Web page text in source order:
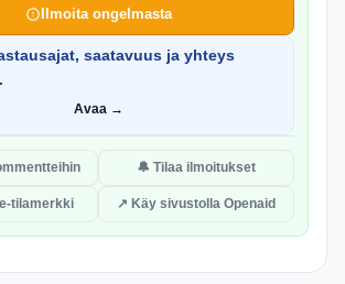
Ilmoita ongelmasta
saatavuus ja yhteys
Avaa →
🔔 Tilaa ilmoitukset
tilamerkki ↗ Käy sivustolla Openaid